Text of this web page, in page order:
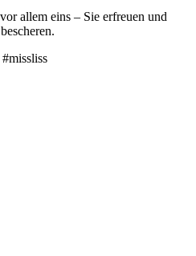
allem eins – Sie erfreuen und